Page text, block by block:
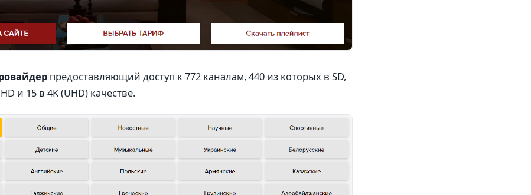
предоставляющий доступ к 772 каналам, 440 из которых в SD,
и 15 в 4K (UHD) качестве.